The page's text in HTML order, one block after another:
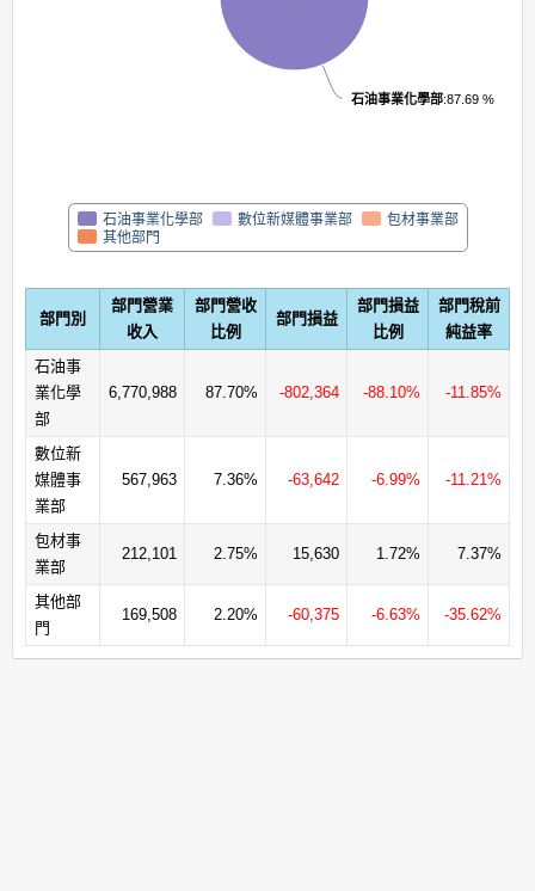
石油事業化學部:87.69 %
石油事業化學部 數位新媒體事業部
包材事業部
其他部門
部門別
部門營業
收入
部門營收
比例
部門損益
部門損益
比例
部門稅前
純益率
石油事
業化學
部
6,770,988 87.70% -802,364 -88.10% -11.85%
數位新
媒體事
業部
567,963 7.36% -63,642 -6.99% -11.21%
包材事
業部
212,101 2.75% 15,630 1.72% 7.37%
其他部
門
169,508 2.20% -60,375 -6.63% -35.62%